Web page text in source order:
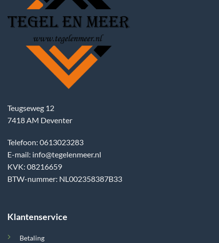
Teugseweg 12
7418 AM Deventer
Telefoon: 0613023283
E-mail: info@tegelenmeer.nl
KVK: 08216659
BTW-nummer: NL002358387B33
Klantenservice
Betaling